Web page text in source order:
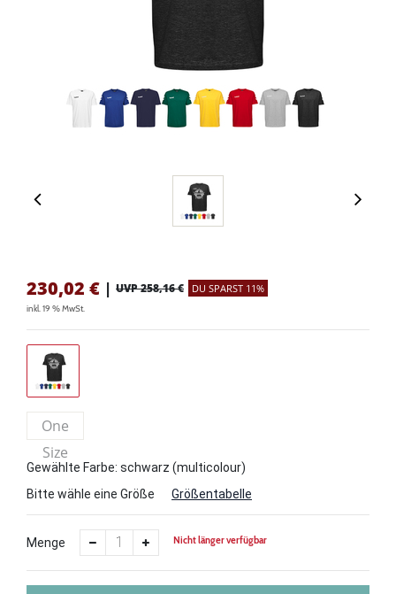
230,02 € | UVP 258,16 € DU SPARST 11%
inkl. 19 % MwSt.
One
Size
Gewählte Farbe: schwarz (multicolour)
Bitte wähle eine Größe
Größentabelle
Menge Nicht länger verfügbar